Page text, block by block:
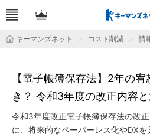
キーマンズネット コスト削減 情
【電子帳簿保存法】2年の
き？ 令和3年度の改正内容
令和3年度改正電子帳簿保存法の改
に、将来的なペーパーレス化やDX